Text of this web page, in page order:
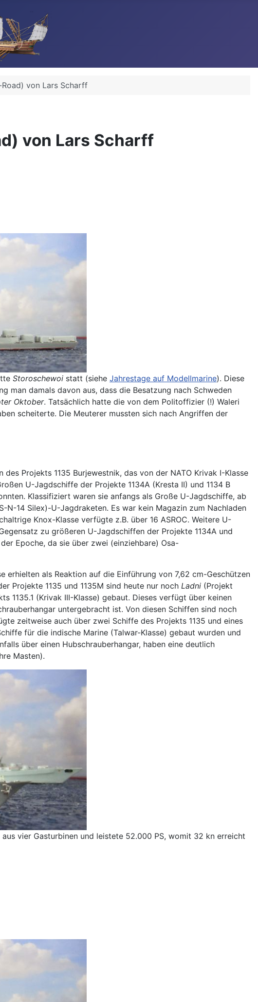
von Lars Scharff
von Lars Scharff
Storoschewoi statt (siehe Jahrestage auf Modellmarine). Diese
man damals davon aus, dass die Besatzung nach Schweden
Oktober. Tatsächlich hatte die von dem Politoffizier (!) Waleri
scheiterte. Die Meuterer mussten sich nach Angriffen der
des Projekts 1135 Burjewestnik, das von der NATO Krivak I-Klasse
U-Jagdschiffe der Projekte 1134A (Kresta II) und 1134 B
Klassifiziert waren sie anfangs als Große U-Jagdschiffe, ab
14 Silex)-U-Jagdraketen. Es war kein Magazin zum Nachladen
Knox-Klasse verfügte z.B. über 16 ASROC. Weitere U-
zu größeren U-Jagdschiffen der Projekte 1134A und
Epoche, da sie über zwei (einziehbare) Osa-
als Reaktion auf die Einführung von 7,62 cm-Geschützen
Projekte 1135 und 1135M sind heute nur noch Ladni (Projekt
1135.1 (Krivak III-Klasse) gebaut. Dieses verfügt über keinen
untergebracht ist. Von diesen Schiffen sind noch
zeitweise auch über zwei Schiffe des Projekts 1135 und eines
für die indische Marine (Talwar-Klasse) gebaut wurden und
über einen Hubschrauberhangar, haben eine deutlich
Masten).
vier Gasturbinen und leistete 52.000 PS, womit 32 kn erreicht